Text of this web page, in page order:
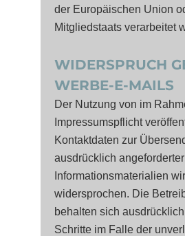
der Europäischen Union
Mitgliedstaats verarbeitet
WIDERSPRUCH
WERBE-E-MAILS
Der Nutzung von im
Impressumspflicht
Kontaktdaten zur
ausdrücklich
Informationsmaterialien
widersprochen. Die
behalten sich
Schritte im Falle der